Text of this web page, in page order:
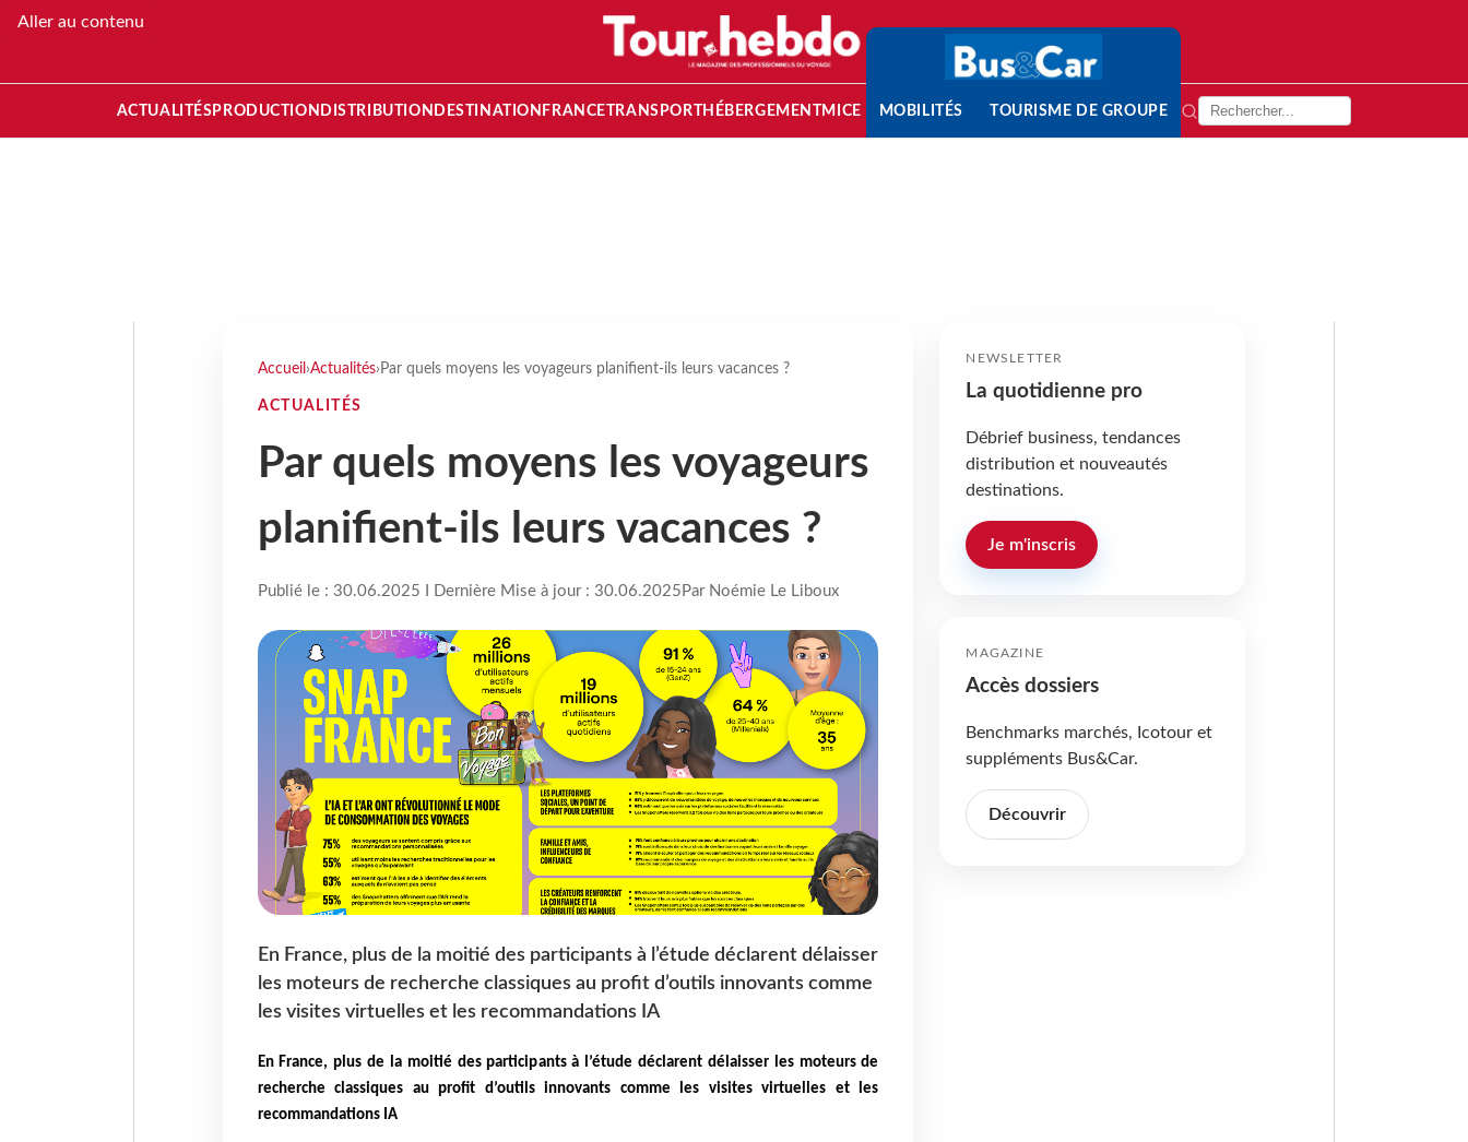
Aller au contenu
ACTUALITÉS PRODUCTION DISTRIBUTION DESTINATION FRANCETRANSPORT HÉBERGEMENTMICE MOBILITÉS TOURISME DE GROUPE
Accueil ›Actualités› Par quels moyens les voyageurs planifient-ils leurs vacances ?
ACTUALITÉS
Par quels moyens les voyageurs
planifient-ils leurs vacances ?
Publié le : 30.06.2025 I Dernière Mise à jour : 30.06.2025 Par Noémie Le Liboux
En France, plus de la moitié des participants à l’étude déclarent délaisser
les moteurs de recherche classiques au profit d’outils innovants comme
les visites virtuelles et les recommandations IA
En France, plus de la moitié des participants à l’étude déclarent délaisser les moteurs de
recherche classiques au profit d’outils innovants comme les visites virtuelles et les
recommandations IA
NEWSLETTER
La quotidienne pro
Débrief business, tendances
distribution et nouveautés
destinations.
Je m'inscris
MAGAZINE
Accès dossiers
Benchmarks marchés, Icotour et
suppléments Bus&Car.
Découvrir